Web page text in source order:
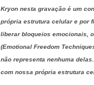
Kryon nesta gravação é um
própria estrutura celular e por
liberar bloqueios emocionais,
(Emotional Freedom
não representa nenhuma
com nossa própria estrutura